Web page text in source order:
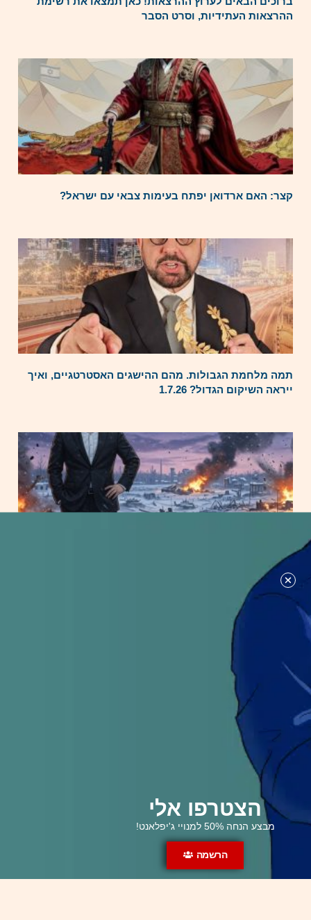
ההרצאות העתידיות, וסרט הסבר
קצר: האם ארדואן יפתח בעימות צבאי עם ישראל?
תמה מלחמת הגבולות. מהם ההישגים האסטרטגיים, ואיך
ייראה השיקום הגדול? 1.7.26
מה מצב המלחמה בין רוסיה לאוקראינה?
הצטרפו אלי
מבצע הנחה 50% למנויי ג'יפלאנט!
הרשמה